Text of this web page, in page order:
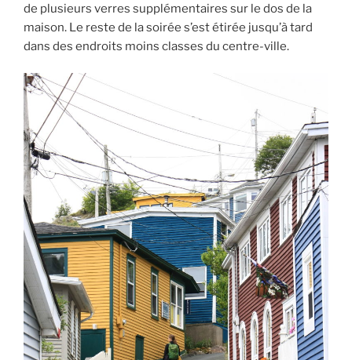
de plusieurs verres supplémentaires sur le dos de la
maison. Le reste de la soirée s’est étirée jusqu’à tard
dans des endroits moins classes du centre-ville.